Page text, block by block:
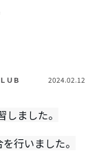
ＵＢ 2024.02.12
ました。
行いました。